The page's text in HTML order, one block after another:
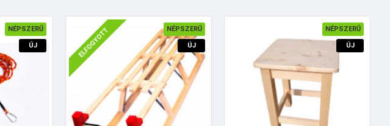
NÉPSZERŰ
ÚJ
NÉPSZERŰ
ÚJ
ELFOGYOTT NÉPSZERŰ
ÚJ